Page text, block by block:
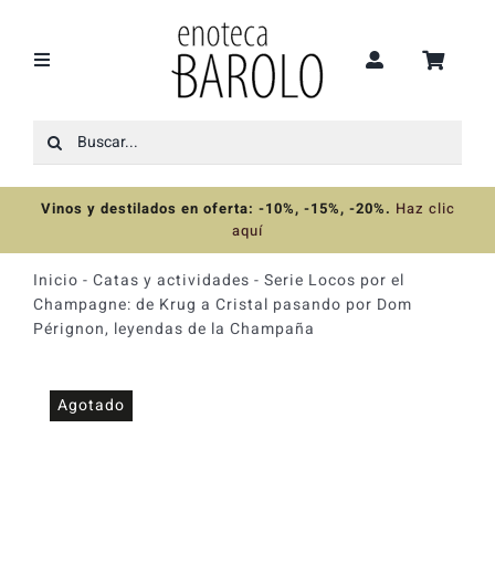
contenido
Toggle
Recomendaciones
Ofertas
Colecciones
Buscar:
Vinos y destilados en oferta: -10%, -15%, -20%. Haz clic
aquí
Inicio - Catas y actividades - Serie Locos por el
Champagne: de Krug a Cristal pasando por Dom
Pérignon, leyendas de la Champaña
Agotado